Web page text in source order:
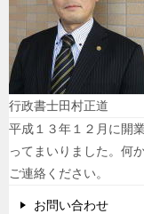
行政書士田村正道
平成１３年１２月に開
ってまいりました。何
ご連絡ください。
お問い合わせ